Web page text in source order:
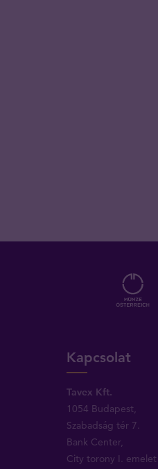
Kapcsolat
Tavex Kft.
1054 Budapest,
Szabadság tér 7.
Bank Center,
City torony I. emelet